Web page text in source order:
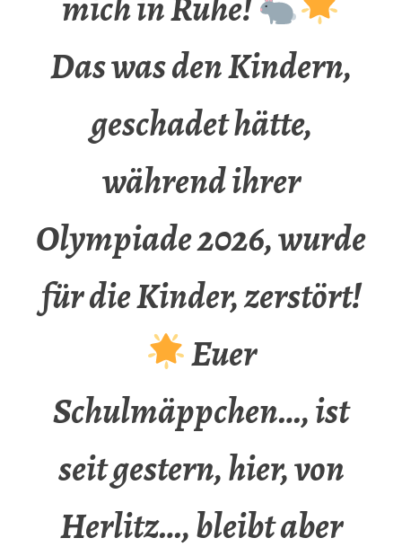
Das was den Kindern,
geschadet hätte,
während ihrer
Olympiade 2026, wurde
für die Kinder, zerstört!
Euer
Schulmäppchen…, ist
seit gestern, hier, von
Herlitz…, bleibt aber